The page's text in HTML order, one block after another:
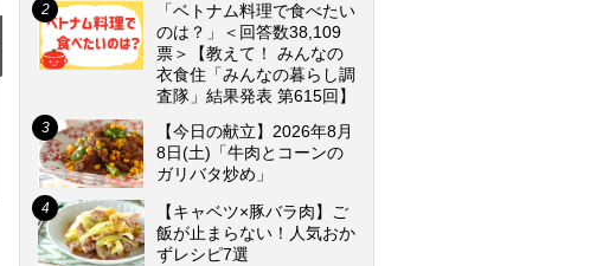
「ベトナム料理で食べたい
のは？」＜回答数38,109
票＞【教えて！ みんなの
衣食住「みんなの暮らし調
査隊」結果発表 第615回】
【今日の献立】2026年8月
8日(土)「牛肉とコーンの
ガリバタ炒め」
【キャベツ×豚バラ肉】ご
飯が止まらない！人気おか
ずレシピ7選